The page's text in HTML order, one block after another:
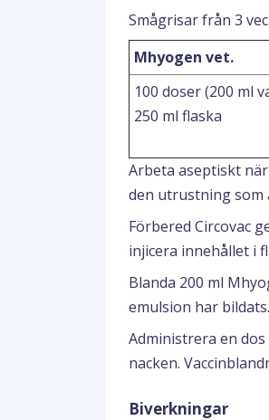
Smågrisar från 3
Mhyogen vet.
100 doser (200 ml
250 ml flaska
Arbeta aseptiskt
den utrustning som
Förbered Circovac
injicera innehållet i
Blanda 200 ml
emulsion har bildats.
Administrera en
nacken.
Biverkningar